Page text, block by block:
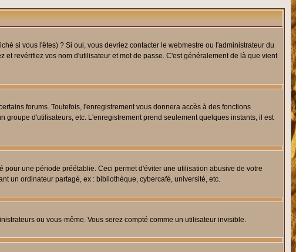
si vous l'êtes) ? Si oui, vous devriez contacter le webmestre ou l'administrateur du
revérifiez vos nom d'utilisateur et mot de passe. C'est généralement de là que vient
forums. Toutefois, l'enregistrement vous donnera accès à des fonctions
d'utilisateurs, etc. L'enregistrement prend seulement quelques instants, il est
une période préétablie. Ceci permet d'éviter une utilisation abusive de votre
un ordinateur partagé, ex : bibliothèque, cybercafé, université, etc.
ou vous-même. Vous serez compté comme un utilisateur invisible.